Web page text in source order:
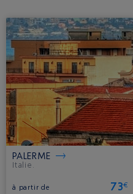
PALERME
Italie.
à partir de 73€